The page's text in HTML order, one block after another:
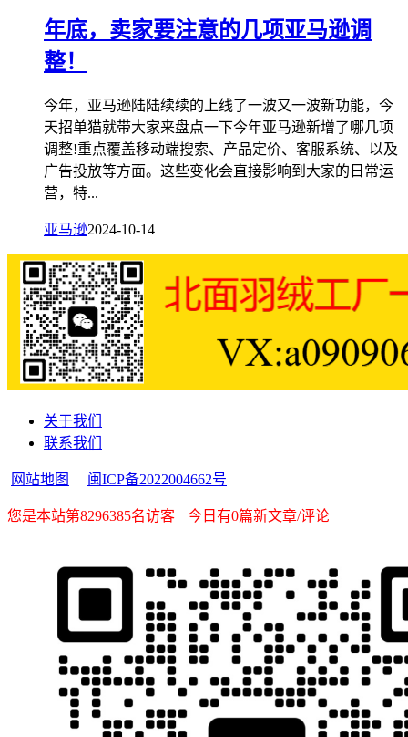
年底，卖家要注意的几项亚马逊调
整！
今年，亚马逊陆陆续续的上线了一波又一波新功能，今
天招单猫就带大家来盘点一下今年亚马逊新增了哪几项
调整!重点覆盖移动端搜索、产品定价、客服系统、以及
广告投放等方面。这些变化会直接影响到大家的日常运
营，特...
亚马逊2024-10-14
关于我们
联系我们
网站地图 闽ICP备2022004662号
您是本站第8296385名访客 今日有0篇新文章/评论